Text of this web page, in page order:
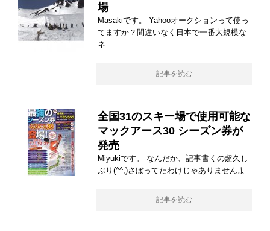
場
Masakiです。 Yahooオークションって使っ
てますか？間違いなく日本で一番大規模な
ネ
記事を読む
全国31のスキー場で使用可能な
マックアース30 シーズン券が
発売
Miyukiです。 なんだか、記事書くの超久し
ぶり(^^;)さぼってたわけじゃありませんよ
記事を読む